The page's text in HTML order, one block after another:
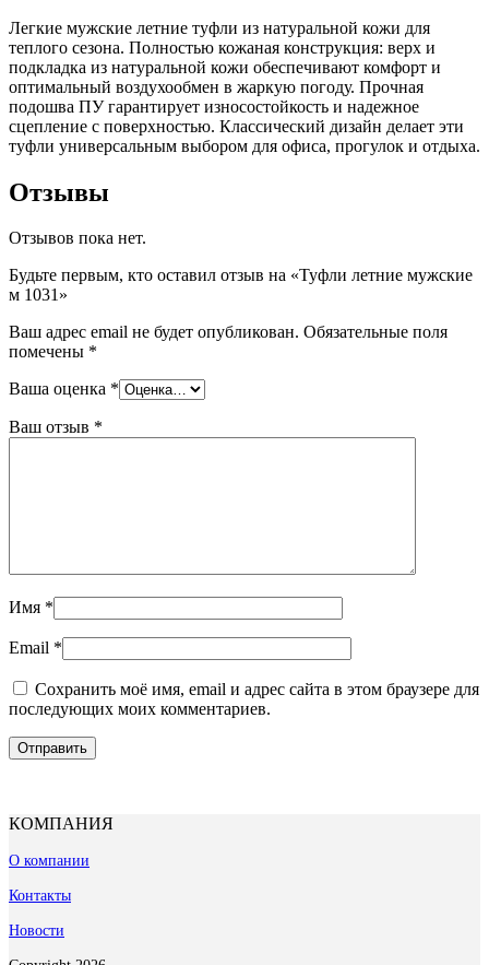
Легкие мужские летние туфли из натуральной кожи для
теплого сезона. Полностью кожаная конструкция: верх и
подкладка из натуральной кожи обеспечивают комфорт и
оптимальный воздухообмен в жаркую погоду. Прочная
подошва ПУ гарантирует износостойкость и надежное
сцепление с поверхностью. Классический дизайн делает эти
туфли универсальным выбором для офиса, прогулок и отдыха.
Отзывы
Отзывов пока нет.
Будьте первым, кто оставил отзыв на «Туфли летние мужские
м 1031»
Ваш адрес email не будет опубликован. Обязательные поля
помечены *
Ваша оценка *
Ваш отзыв *
Имя *
Email *
Сохранить моё имя, email и адрес сайта в этом браузере для
последующих моих комментариев.
КОМПАНИЯ
О компании
Контакты
Новости